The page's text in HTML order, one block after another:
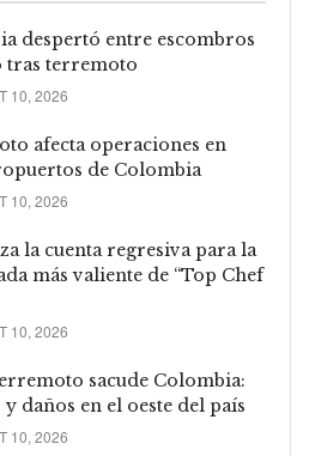
despertó entre escombros
tras terremoto
10, 2026
afecta operaciones en
de Colombia
10, 2026
la cuenta regresiva para la
más valiente de “Top Chef
10, 2026
sacude Colombia:
daños en el oeste del país
10, 2026